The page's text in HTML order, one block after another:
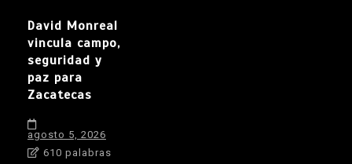
David Monreal
vincula campo,
seguridad y
paz para
Zacatecas
agosto 5, 2026
610 palabras